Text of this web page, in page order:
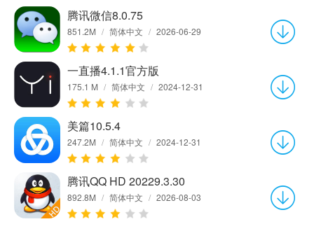
腾讯微信8.0.75
851.2M / 简体中文 / 2026-06-29
一直播4.1.1官方版
175.1 M / 简体中文 / 2024-12-31
美篇10.5.4
247.2M / 简体中文 / 2024-12-31
腾讯QQ HD 20229.3.30
892.8M / 简体中文 / 2026-08-03